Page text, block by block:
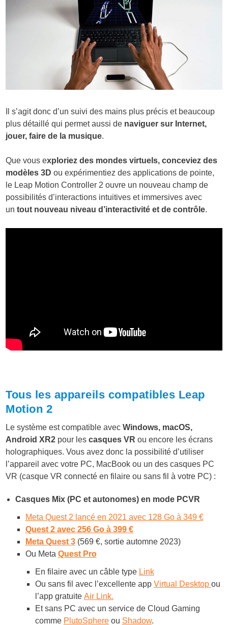
Il s’agit donc d’un suivi des mains plus précis et beaucoup
plus détaillé qui permet aussi de naviguer sur Internet,
jouer, faire de la musique.
Que vous exploriez des mondes virtuels, conceviez des
modèles 3D ou expérimentiez des applications de pointe,
le Leap Motion Controller 2 ouvre un nouveau champ de
possibilités d’interactions intuitives et immersives avec
untout nouveau niveau d’interactivité et de contrôle.
Tous les appareils compatibles Leap
Motion 2
Le système est compatible avecWindows, macOS,
Android XR2 pour lescasques VRou encore les écrans
holographiques. Vous avez donc la possibilité d’utiliser
l’appareil avec votre PC, MacBook ou un des casques PC
VR (casque VR connecté en filaire ou sans fil à votre PC) :
Casques Mix (PC et autonomes) en mode PCVR
Meta Quest 2 lancé en 2021 avec 128 Go à 349 €
Quest 2 avec 256 Go à 399 €
Meta Quest 3 (569 €, sortie automne 2023)
Ou Meta Quest Pro
En filaire avec un câble type Link
Ou sans fil avec l’excellente app Virtual Desktop ou
l’app gratuite Air Link.
Et sans PC avec un service de Cloud Gaming
comme PlutoSphereou Shadow.